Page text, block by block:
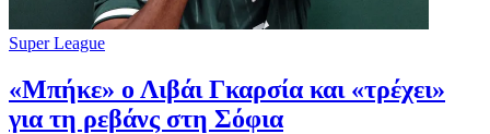
Super League
«Μπήκε» ο Λιβάι Γκαρσία και «τρέχει»
για τη ρεβάνς στη Σόφια